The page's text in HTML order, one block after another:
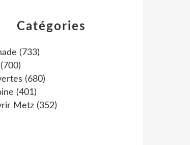
Catégories
(733)
(700)
(680)
(401)
Metz (352)